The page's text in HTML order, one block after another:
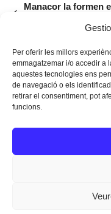
Per oferir les millors
emmagatzemar i/o accedir a
aquestes tecnologies ens
de navegació o els
retirar el consentiment, pot
funcions.
Manacor la formen
planter, no els